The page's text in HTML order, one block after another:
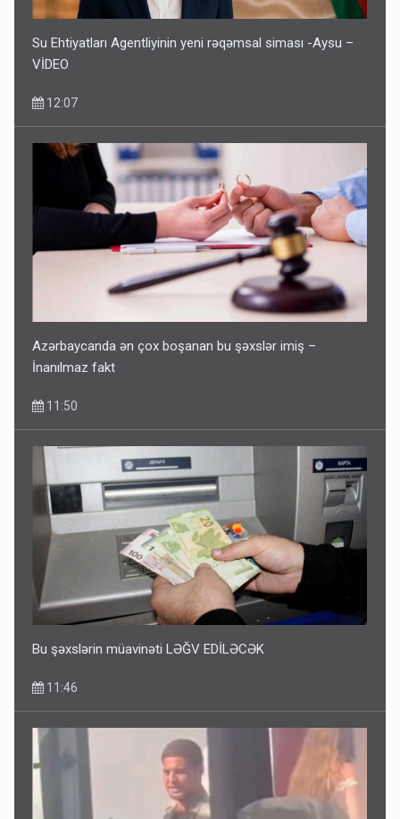
Su Ehtiyatları Agentliyinin yeni rəqəmsal siması -Aysu –
VİDEO
12:07
Azərbaycanda ən çox boşanan bu şəxslər imiş –
İnanılmaz fakt
11:50
Bu şəxslərin müavinəti LƏĞV EDİLƏCƏK
11:46